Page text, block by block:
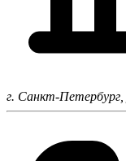
г. Санкт-Петербург,